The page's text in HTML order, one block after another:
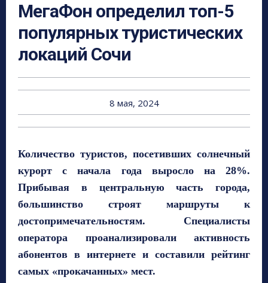
МегаФон определил топ-5
популярных туристических
локаций Сочи
8 мая, 2024
Количество туристов, посетивших солнечный
курорт с начала года выросло на 28%.
Прибывая в центральную часть города,
большинство строят маршруты к
достопримечательностям. Специалисты
оператора проанализировали активность
абонентов в интернете и составили рейтинг
самых «прокачанных» мест.